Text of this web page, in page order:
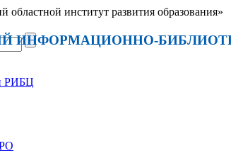
институт развития образования»
ИНФОРМАЦИОННО-
РИБЦ